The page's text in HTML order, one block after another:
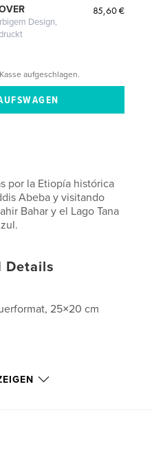
Design,
85,60 €
aufgeschlagen.
por la Etiopía histórica
Abeba y visitando
Bahar y el Lago Tana
Details
25×20 cm